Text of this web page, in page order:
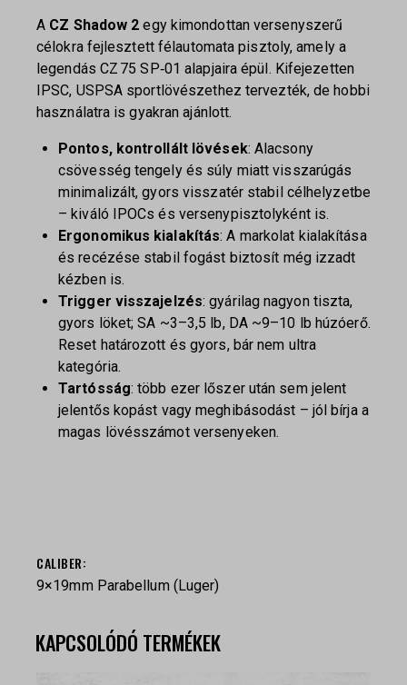
A CZ Shadow 2 egy kimondottan versenyszerű
célokra fejlesztett félautomata pisztoly, amely a
legendás CZ 75 SP‑01 alapjaira épül. Kifejezetten
IPSC, USPSA sportlövészethez tervezték, de hobbi
használatra is gyakran ajánlott.
Pontos, kontrollált lövések: Alacsony
csövesség tengely és súly miatt visszarúgás
minimalizált, gyors visszatér stabil célhelyzetbe
– kiváló IPOCs és versenypisztolyként is.
Ergonomikus kialakítás: A markolat kialakítása
és recézése stabil fogást biztosít még izzadt
kézben is.
Trigger visszajelzés: gyárilag nagyon tiszta,
gyors löket; SA ~3–3,5 lb, DA ~9–10 lb húzóerő.
Reset határozott és gyors, bár nem ultra
kategória.
Tartósság: több ezer lőszer után sem jelent
jelentős kopást vagy meghibásodást – jól bírja a
magas lövésszámot versenyeken.
СALIBER
9×19mm Parabellum (Luger)
KAPCSOLÓDÓ TERMÉKEK